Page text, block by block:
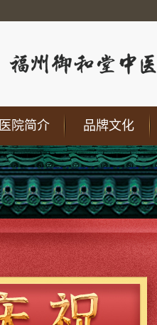
品牌文化
医院简介